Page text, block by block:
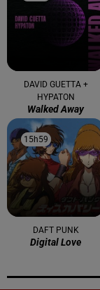
DAVID GUETTA +
HYPATON
Walked Away
15h59
15h59
DAFT PUNK
Digital Love